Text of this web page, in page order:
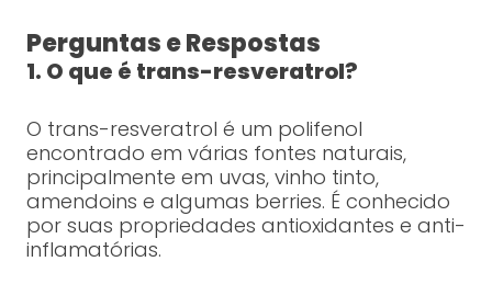
Perguntas e Respostas
1. O que é trans-resveratrol?
O trans-resveratrol é um polifenol
encontrado em várias fontes naturais,
principalmente em uvas, vinho tinto,
amendoins e algumas berries. É conhecido
por suas propriedades antioxidantes e anti-
inflamatórias.